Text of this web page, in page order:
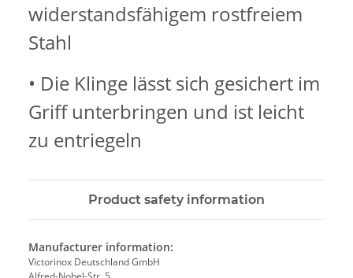
widerstandsfähigem rostfreiem
Stahl
• Die Klinge lässt sich gesichert im
Griff unterbringen und ist leicht
zu entriegeln
Product safety information
Manufacturer information:
Victorinox Deutschland GmbH